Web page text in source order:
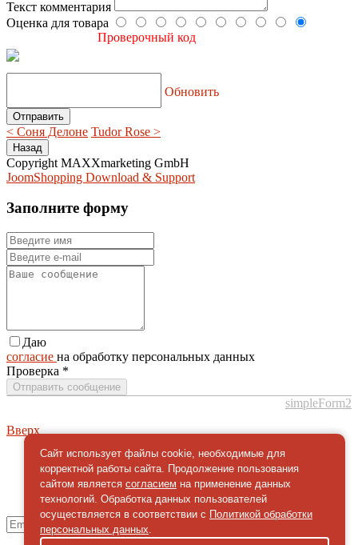
Текст комментария
Оценка для товара
Проверочный код
Обновить
< Соня Делоне Tudor Rose >
Copyright MAXXmarketing GmbH
JoomShopping Download & Support
Заполните форму
Даю
согласие на обработку персональных данных
Проверка *
Отправить сообщение
simpleForm2
Вверх
О сайте Политика конфиденциальности
Карта сайта© 2026 Магазин искусство мира
Сайт использует файлы cookie, необходимые для
корректной работы сайта. Продолжение пользования
сайтом является согласием на применение данных
технологий. Обработка данных пользователей
осуществляется в соответствии с Политикой обработки
персональных данных.